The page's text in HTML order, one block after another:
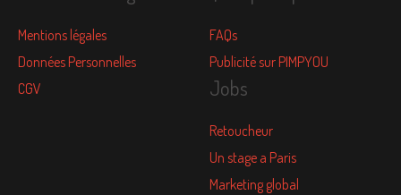
Mentions légales
Données Personnelles
CGV
FAQs
Publicité sur PIMPYOU
Jobs
Retoucheur
Un stage a Paris
Marketing global